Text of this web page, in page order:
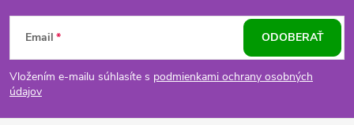
Z
á
p
Email
Vložením e-mailu súhlasíte s podmienkami ochrany osobných
údajov
ODOBERAŤ